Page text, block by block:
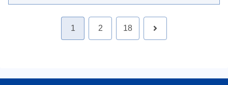
1 2 18 次